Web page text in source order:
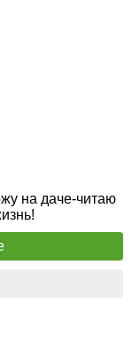
на даче-читаю